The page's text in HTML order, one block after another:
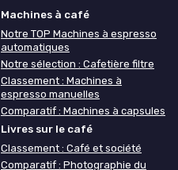
Machines à café
Notre TOP Machines à espresso
automatiques
Notre sélection : Cafetière filtre
Classement : Machines à
espresso manuelles
Comparatif : Machines à capsules
Livres sur le café
Classement : Café et société
Comparatif : Photographie du